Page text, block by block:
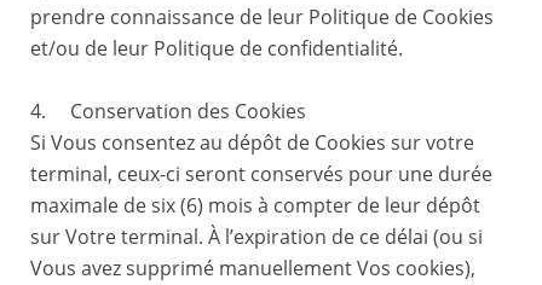
prendre connaissance de leur Politique de Cookies
et/ou de leur Politique de confidentialité.
4. Conservation des Cookies
Si Vous consentez au dépôt de Cookies sur votre
terminal, ceux-ci seront conservés pour une durée
maximale de six (6) mois à compter de leur dépôt
sur Votre terminal. À l’expiration de ce délai (ou si
Vous avez supprimé manuellement Vos cookies),